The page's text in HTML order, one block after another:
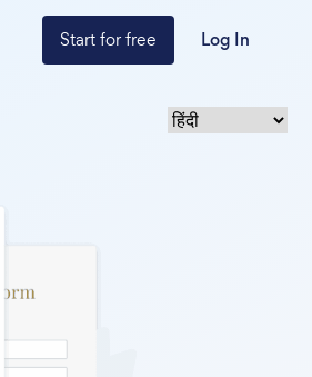
Start for free Log In